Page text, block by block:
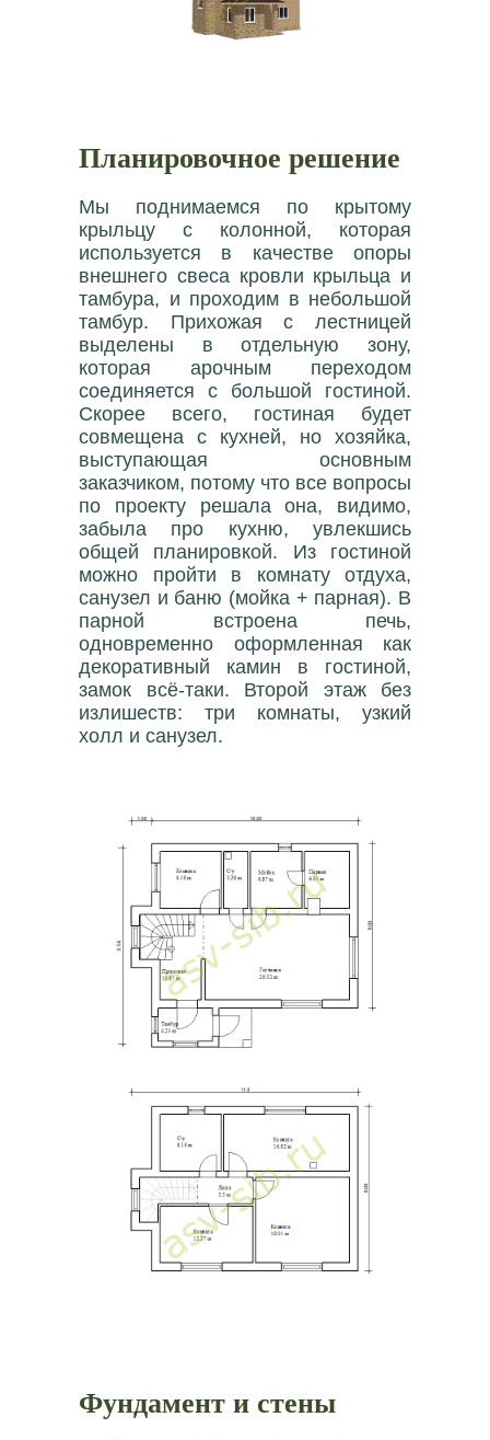
Планировочное решение
Мы поднимаемся по крытому
крыльцу с колонной, которая
используется в качестве опоры
внешнего свеса кровли крыльца и
тамбура, и проходим в небольшой
тамбур. Прихожая с лестницей
выделены в отдельную зону,
которая арочным переходом
соединяется с большой гостиной.
Скорее всего, гостиная будет
совмещена с кухней, но хозяйка,
выступающая основным
заказчиком, потому что все вопросы
по проекту решала она, видимо,
забыла про кухню, увлекшись
общей планировкой. Из гостиной
можно пройти в комнату отдуха,
санузел и баню (мойка + парная). В
парной встроена печь,
одновременно оформленная как
декоративный камин в гостиной,
замок всё-таки. Второй этаж без
излишеств: три комнаты, узкий
холл и санузел.
Фундамент и стены